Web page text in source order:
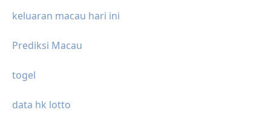
keluaran macau hari ini
Prediksi Macau
togel
data hk lotto